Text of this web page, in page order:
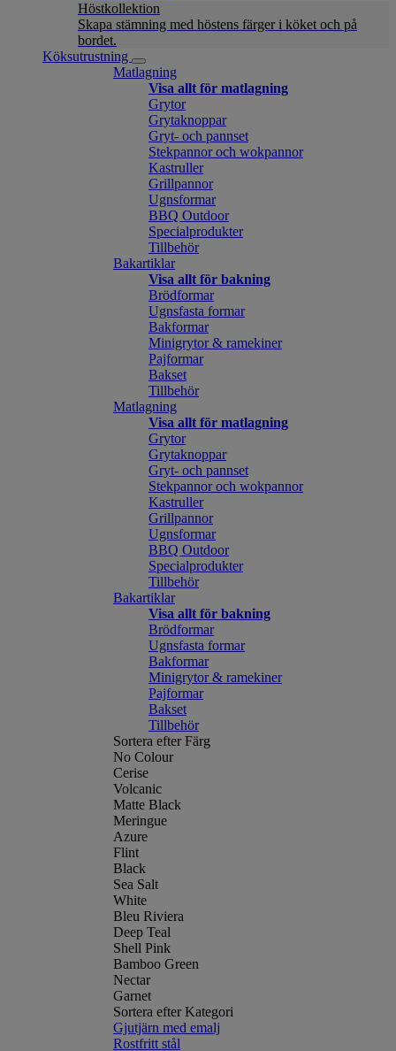
Höstkollektion
Skapa stämning med höstens färger i köket och på
bordet.
Köksutrustning
Matlagning
Visa allt för matlagning
Grytor
Grytaknoppar
Gryt- och pannset
Stekpannor och wokpannor
Kastruller
Grillpannor
Ugnsformar
BBQ Outdoor
Specialprodukter
Tillbehör
Bakartiklar
Visa allt för bakning
Brödformar
Ugnsfasta formar
Bakformar
Minigrytor & ramekiner
Pajformar
Bakset
Tillbehör
Matlagning
Visa allt för matlagning
Grytor
Grytaknoppar
Gryt- och pannset
Stekpannor och wokpannor
Kastruller
Grillpannor
Ugnsformar
BBQ Outdoor
Specialprodukter
Tillbehör
Bakartiklar
Visa allt för bakning
Brödformar
Ugnsfasta formar
Bakformar
Minigrytor & ramekiner
Pajformar
Bakset
Tillbehör
Sortera efter Färg
No Colour
Cerise
Volcanic
Matte Black
Meringue
Azure
Flint
Black
Sea Salt
White
Bleu Riviera
Deep Teal
Shell Pink
Bamboo Green
Nectar
Garnet
Sortera efter Kategori
Gjutjärn med emalj
Rostfritt stål